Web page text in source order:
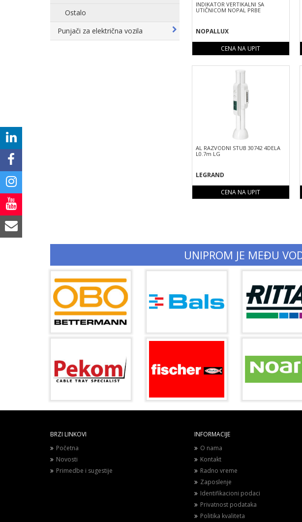
Ostalo
Punjači za električna vozila
INDIKATOR VERTIKALNI SA
UTIČNICOM NOPAL PRBE
NOPALLUX
CENA NA UPIT
AL RAZVODNI STUB 30742 4DELA
L0.7m LG
LEGRAND
CENA NA UPIT
UNIPROM JE MEĐU
BRZI LINKOVI
Početna
Novosti
Primedbe i sugestije
INFORMACIJE
O nama
Kontakt
Radno vreme
Zaposlenje
Identifikacioni podaci
Privatnost podataka
Politika kvaliteta